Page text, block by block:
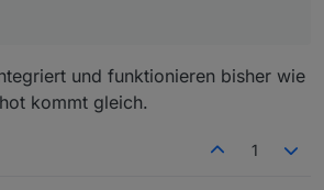
und funktionieren bisher wie
kommt gleich.
1